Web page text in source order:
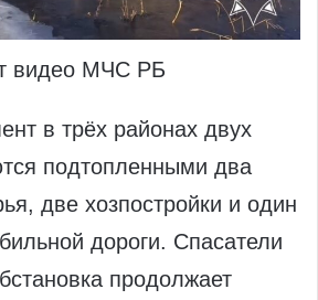
видео МЧС РБ
в трёх районах двух
подтопленными два
две хозпостройки и один
дороги. Спасатели
продолжает